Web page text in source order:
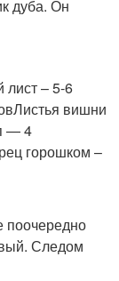
дуба. Он
лист – 5-6
вишни
— 4
горошком –
поочередно
Следом